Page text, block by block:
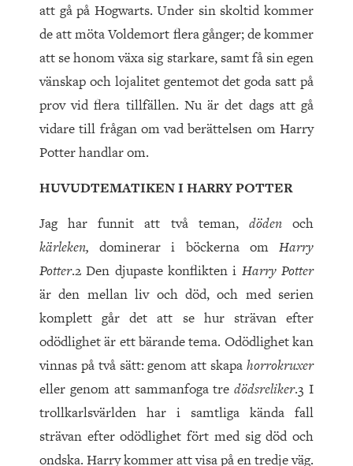
att gå på Hogwarts. Under sin skoltid kommer
de att möta Voldemort flera gånger; de kommer
att se honom växa sig starkare, samt få sin egen
vänskap och lojalitet gentemot det goda satt på
prov vid flera tillfällen. Nu är det dags att gå
vidare till frågan om vad berättelsen om Harry
Potter handlar om.
HUVUDTEMATIKEN I HARRY POTTER
Jag har funnit att två teman, dödenoch
kärleken,dominerar i böckerna omHarry
Potter.2 Den djupaste konflikten i Harry Potter
är den mellan liv och död, och med serien
komplett går det att se hur strävan efter
odödlighet är ett bärande tema. Odödlighet kan
vinnas på två sätt: genom att skapa horrokruxer
eller genom att sammanfoga tredödsreliker.3 I
trollkarlsvärlden har i samtliga kända fall
strävan efter odödlighet fört med sig död och
ondska. Harry kommer att visa på en tredje väg.